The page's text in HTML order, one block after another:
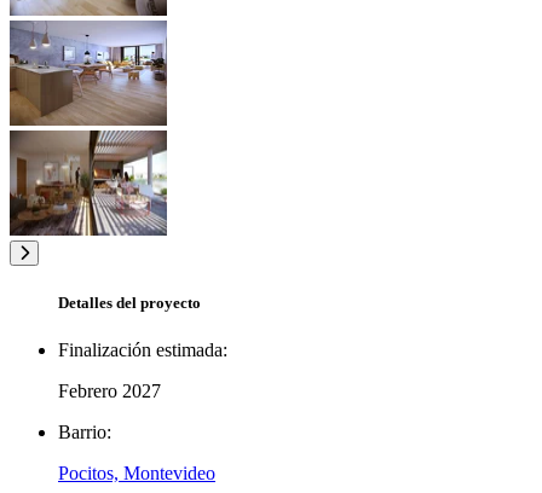
Detalles del proyecto
Finalización estimada:
Febrero 2027
Barrio:
Pocitos, Montevideo